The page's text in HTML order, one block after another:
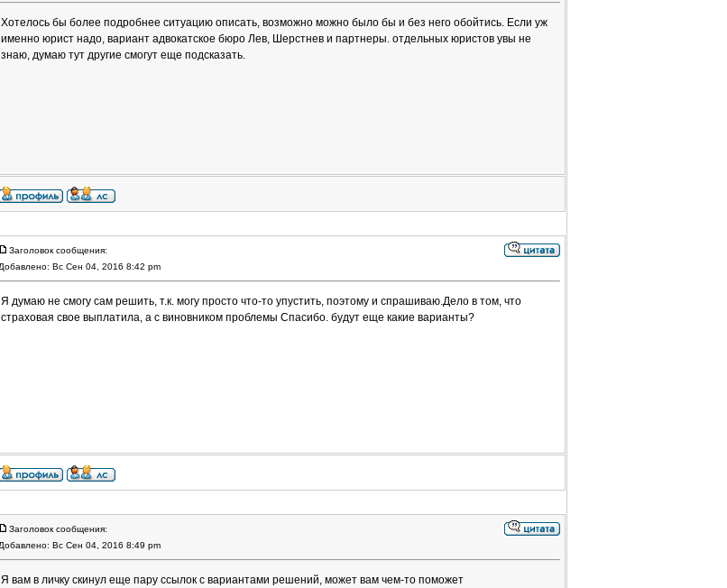
Хотелось бы более подробнее ситуацию описать, возможно можно было бы и без него обойтись. Если уж
именно юрист надо, вариант адвокатское бюро Лев, Шерстнев и партнеры. отдельных юристов увы не
знаю, думаю тут другие смогут еще подсказать.
Заголовок сообщения:
Добавлено: Вс Сен 04, 2016 8:42 pm
Я думаю не смогу сам решить, т.к. могу просто что-то упустить, поэтому и спрашиваю.Дело в том, что
страховая свое выплатила, а с виновником проблемы Спасибо. будут еще какие варианты?
Заголовок сообщения:
Добавлено: Вс Сен 04, 2016 8:49 pm
Я вам в личку скинул еще пару ссылок с вариантами решений, может вам чем-то поможет